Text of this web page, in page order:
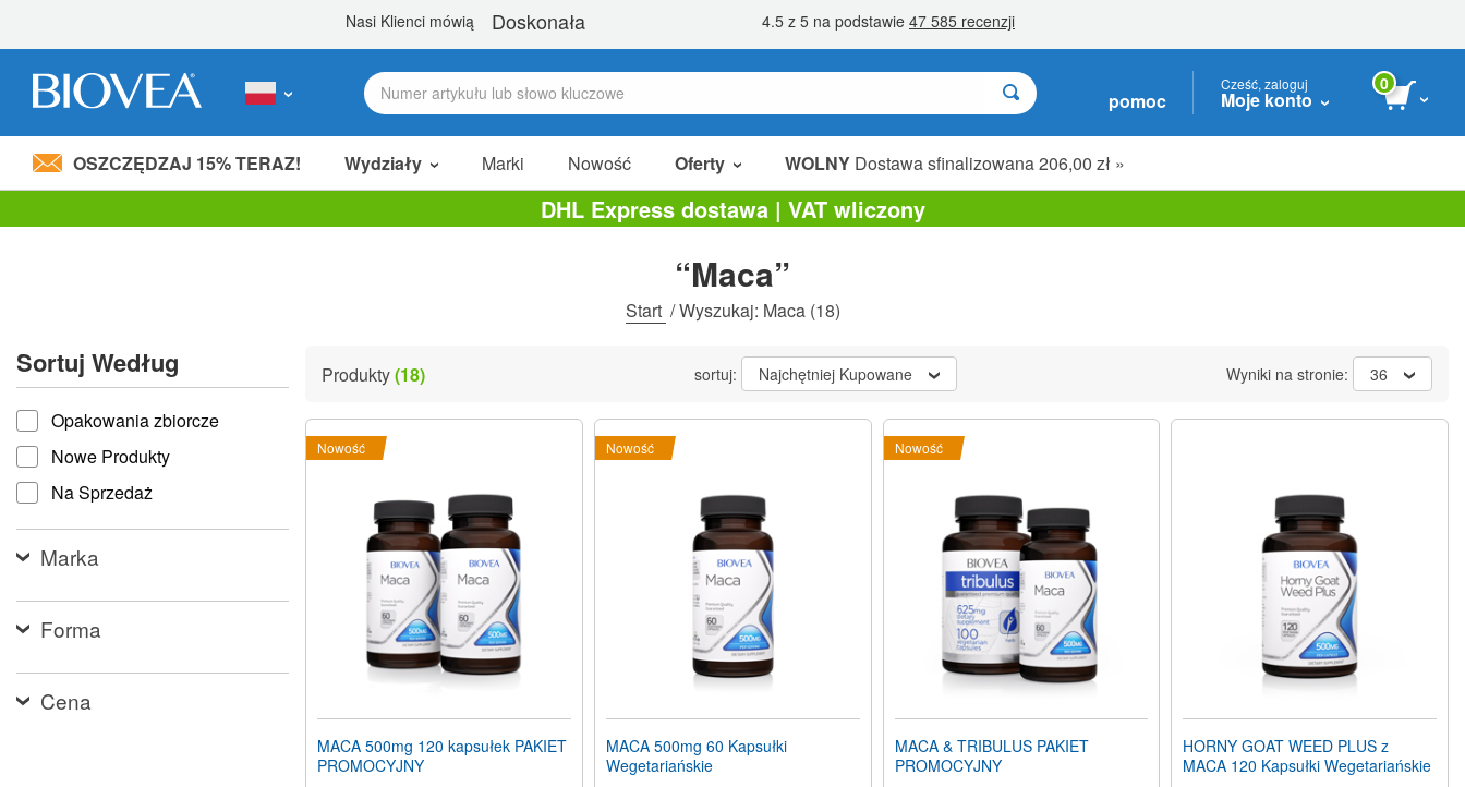
Uwaga:
dostępu.
Naciśnij
klawisze
Control-
F11,
aby
dostosować
stronę
osób
które
korzystają
ekranu;
Naciśnij
klawisze
pomoc
Cześć, zaloguj
Moje konto
0
OSZCZĘDZAJ 15% TERAZ! Wydziały Marki Nowość Oferty WOLNY Dostawa sfinalizowana 206,00 zł »
W Sprzedaży
Pakiety Promocyjne
Na Sprzedaż
DHL Express dostawa | VAT wliczony
“Maca”
Start /Wyszukaj: Maca(18)
Sortuj Według
Sortuj według
Opakowania zbiorcze
Nowe Produkty
Na Sprzedaż
Marka
Forma
Cena
Produkty(18) sortuj: Najchętniej Kupowane Wyniki na stronie: 36
Nowość
MACA 500mg 120 kapsułek PAKIET
PROMOCYJNY
Nowość
MACA 500mg 60 Kapsułki
Wegetariańskie
Nowość
MACA & TRIBULUS PAKIET
PROMOCYJNY
HORNY GOAT WEED PLUS z
MACA 120 Kapsułki Wegetariańskie